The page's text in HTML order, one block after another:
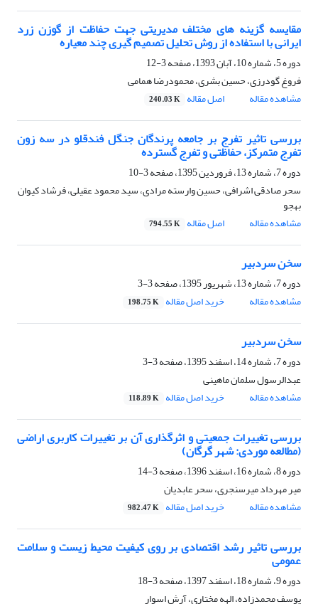
مقایسه گزینه های مختلف مدیریتی جهت حفاظت از گوزن زرد
ایرانی با استفاده از روش تحلیل تصمیم گیری چند معیاره
دوره 5، شماره 10، آبان 1393، صفحه
3-12
فروغ گودرزی، حسین بشری، محمودرضا همامی
مشاهده مقاله
اصل مقاله 240.03 K
بررسی تاثیر تفرج بر جامعه پرندگان جنگل فندقلو در سه زون
تفرج متمرکز، حفاظتی و تفرج گسترده
دوره 7، شماره 13، فروردین 1395، صفحه
3-10
سحر صادقی اشرافی، حسین وارسته مرادی، سید محمود عقیلی، فرشاد کیوان
بهجو
مشاهده مقاله
اصل مقاله 794.55 K
سخن سردبیر
دوره 7، شماره 13، شهریور 1395، صفحه
3-3
مشاهده مقاله
خرید اصل مقاله 198.75 K
سخن سردبیر
دوره 7، شماره 14، اسفند 1395، صفحه
3-3
عبدالرسول سلمان ماهینی
مشاهده مقاله
خرید اصل مقاله 118.89 K
بررسی تغییرات جمعیتی و اثرگذاری آن بر تغییرات کاربری اراضی
(مطالعه موردی: شهر گرگان)
دوره 8، شماره 16، اسفند 1396، صفحه
3-14
میر مهرداد میرسنجری، سحر عابدیان
مشاهده مقاله
خرید اصل مقاله 982.47 K
بررسی تاثیر رشد اقتصادی بر روی کیفیت محیط زیست و سلامت
عمومی
دوره 9، شماره 18، اسفند 1397، صفحه
3-18
یوسف محمدزاده، الهه مختاری، آرش اسوار